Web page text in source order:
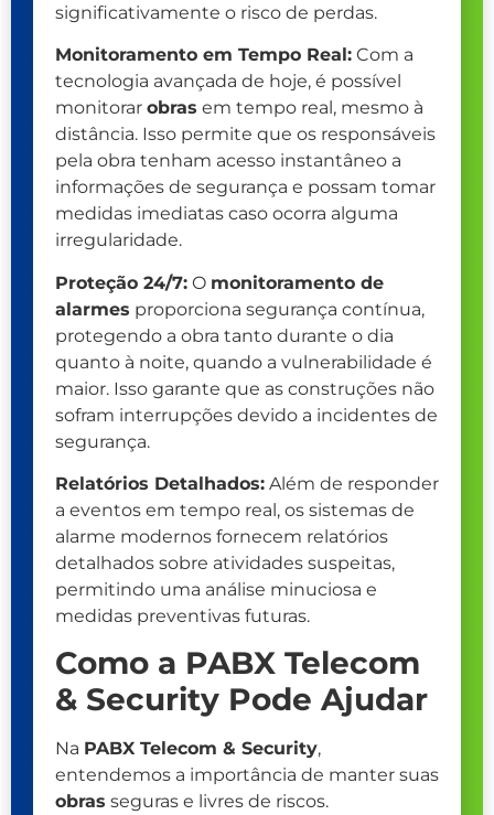
significativamente o risco de perdas.
Monitoramento em Tempo Real: Com a
tecnologia avançada de hoje, é possível
monitorar obras em tempo real, mesmo à
distância. Isso permite que os responsáveis
pela obra tenham acesso instantâneo a
informações de segurança e possam tomar
medidas imediatas caso ocorra alguma
irregularidade.
Proteção 24/7: O monitoramento de
alarmes proporciona segurança contínua,
protegendo a obra tanto durante o dia
quanto à noite, quando a vulnerabilidade é
maior. Isso garante que as construções não
sofram interrupções devido a incidentes de
segurança.
Relatórios Detalhados: Além de responder
a eventos em tempo real, os sistemas de
alarme modernos fornecem relatórios
detalhados sobre atividades suspeitas,
permitindo uma análise minuciosa e
medidas preventivas futuras.
Como a PABX Telecom
& Security Pode Ajudar
Na PABX Telecom & Security,
entendemos a importância de manter suas
obras seguras e livres de riscos.